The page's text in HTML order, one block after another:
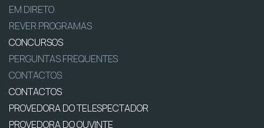
EM DIRETO
REVER PROGRAMAS
CONCURSOS
PERGUNTAS FREQUENTES
CONTACTOS
CONTACTOS
PROVEDORA DO TELESPECTADOR
PROVEDORA DO OUVINTE